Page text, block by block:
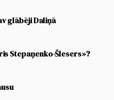
glābēji Daliņā
Stepaņenko-Šlesers»?